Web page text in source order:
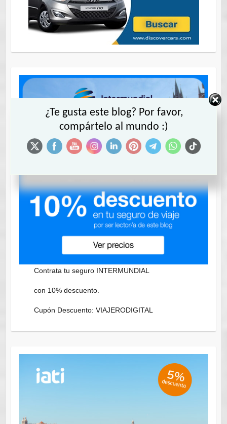
Contrata tu seguro INTERMUNDIAL
con 10% descuento.
Cupón Descuento: VIAJERODIGITAL
¿Te gusta este blog? Por favor,
compártelo al mundo :)